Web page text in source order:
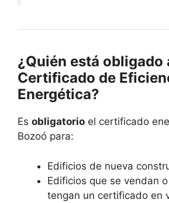
¿Quién está obligado
Certificado de
Energética?
Es obligatorio el certificado
Bozoó para:
Edificios de nueva
Edificios que se vendan
tengan un certificado en